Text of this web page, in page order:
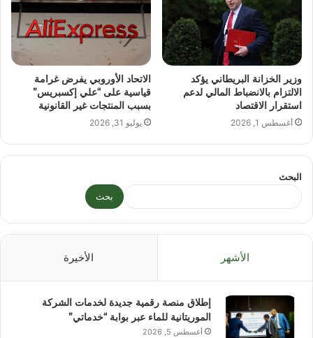
وزير الخزانة البريطاني يؤكد
الالتزام بالانضباط المالي لدعم
استقرار الاقتصاد
أغسطس 1, 2026
الاتحاد الأوروبي يفرض غرامة
قياسية على “علي إكسبريس”
بسبب المنتجات غير القانونية
يوليو 31, 2026
البحث
بحث
الأشهر الأخيرة
إطلاق منصة رقمية جديدة لخدمات الشركة
الموريتانية للماء عبر بوابة “خدماتي”
أغسطس 5, 2026